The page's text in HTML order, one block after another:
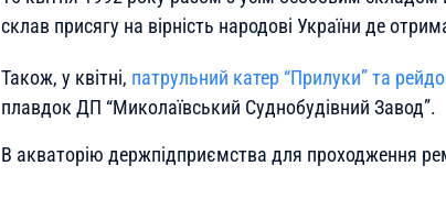
склав присягу на вірність народові України де
Також, у квітні, патрульний катер “Прилуки” та
плавдок ДП “Миколаївський Суднобудівний Завод”.
В акваторію держпідприємства для проходження